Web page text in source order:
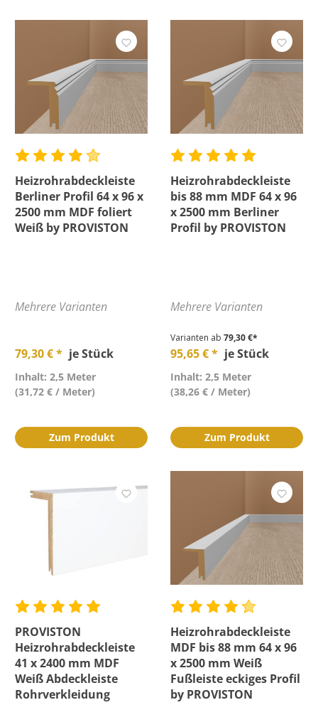
Heizrohrabdeckleiste
Berliner Profil 64 x 96 x
2500 mm MDF foliert
Weiß by PROVISTON
Mehrere Varianten
79,30 € * je Stück
Inhalt: 2,5 Meter
(31,72 € / Meter)
Zum Produkt
Heizrohrabdeckleiste
bis 88 mm MDF 64 x 96
x 2500 mm Berliner
Profil by PROVISTON
Mehrere Varianten
Varianten ab 79,30 €*
95,65 € * je Stück
Inhalt: 2,5 Meter
(38,26 € / Meter)
Zum Produkt
PROVISTON
Heizrohrabdeckleiste
41 x 2400 mm MDF
Weiß Abdeckleiste
Rohrverkleidung
Heizrohrabdeckleiste
MDF bis 88 mm 64 x 96
x 2500 mm Weiß
Fußleiste eckiges Profil
by PROVISTON